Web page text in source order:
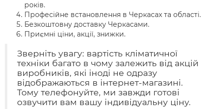
років.
Професійне встановлення в Черкасах та області.
Безкоштовну доставку Черкасами.
Приємні ціни, акції, знижки.
Зверніть увагу: вартість кліматичної
техніки багато в чому залежить від акцій
виробників, які іноді не одразу
відображаються в інтернет-магазині.
Тому телефонуйте, ми завжди готові
озвучити вам вашу індивідуальну ціну.